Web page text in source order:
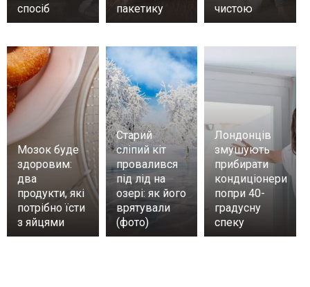
спосіб
пакетику
чистою
Мозок буде
здоровим:
два
продукти, які
потрібно їсти
з яйцями
Старий
сліпий кіт
провалився
під лід на
озері: як його
врятували
(фото)
Лондонців
змушують
прибирати
кондиціонери
попри 40-
градусну
спеку